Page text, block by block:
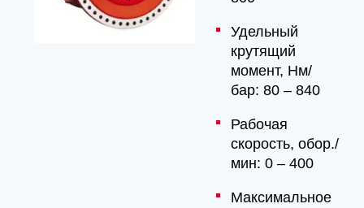
Удельный
крутящий
момент, Hм/
бар: 80 – 840
Рабочая
скорость, обор./
мин: 0 – 400
Максимальное